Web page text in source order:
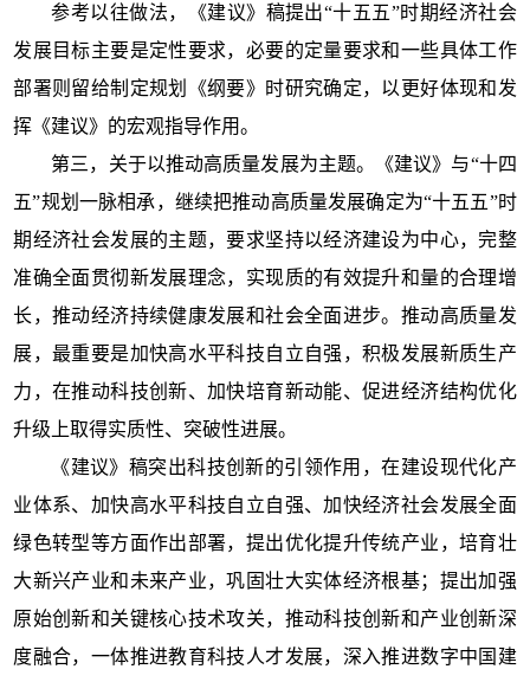
参考以往做法，《建议》稿提出“十五五”时期经济社会
发展目标主要是定性要求，必要的定量要求和一些具体工作
部署则留给制定规划《纲要》时研究确定，以更好体现和发
挥《建议》的宏观指导作用。
第三，关于以推动高质量发展为主题。《建议》与“十四
五”规划一脉相承，继续把推动高质量发展确定为“十五五”时
期经济社会发展的主题，要求坚持以经济建设为中心，完整
准确全面贯彻新发展理念，实现质的有效提升和量的合理增
长，推动经济持续健康发展和社会全面进步。推动高质量发
展，最重要是加快高水平科技自立自强，积极发展新质生产
力，在推动科技创新、加快培育新动能、促进经济结构优化
升级上取得实质性、突破性进展。
《建议》稿突出科技创新的引领作用，在建设现代化产
业体系、加快高水平科技自立自强、加快经济社会发展全面
绿色转型等方面作出部署，提出优化提升传统产业，培育壮
大新兴产业和未来产业，巩固壮大实体经济根基；提出加强
原始创新和关键核心技术攻关，推动科技创新和产业创新深
度融合，一体推进教育科技人才发展，深入推进数字中国建